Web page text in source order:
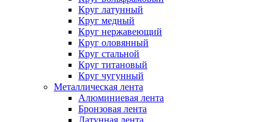
Круг латунный
Круг медный
Круг нержавеющий
Круг оловянный
Круг стальной
Круг титановый
Круг чугунный
Металлическая лента
Алюминиевая лента
Бронзовая лента
Латунная лента